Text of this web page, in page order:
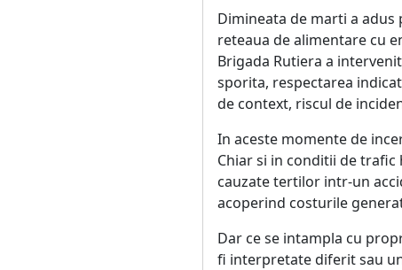
Dimineata de marti a
reteaua de alimentare cu
Brigada Rutiera a
sporita, respectarea
de context, riscul de
In aceste momente de
Chiar si in conditii de
cauzate tertilor intr-un
acoperind costurile
Dar ce se intampla cu
fi interpretate diferit sau